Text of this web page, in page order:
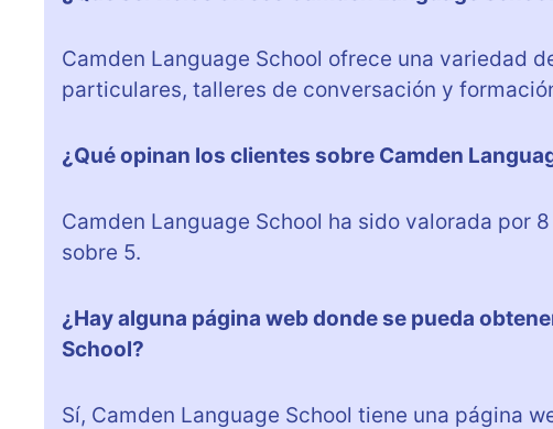
Camden Language School ofrece una variedad
particulares, talleres de conversación y
¿Qué opinan los clientes sobre Camden
Camden Language School ha sido valorada por
sobre 5.
¿Hay alguna página web donde se pueda
School?
Sí, Camden Language School tiene una página